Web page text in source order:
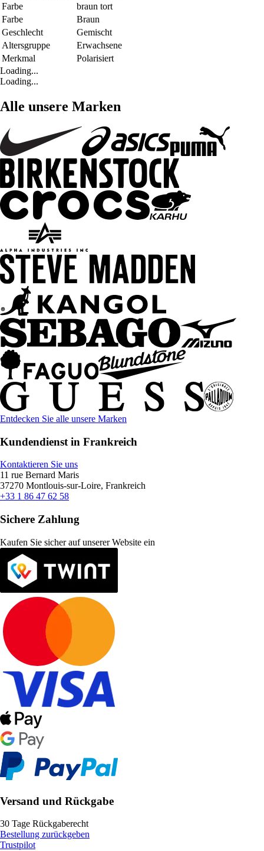
Farbe
braun tort
Farbe
Braun
Geschlecht
Gemischt
Altersgruppe
Erwachsene
Merkmal
Polarisiert
Loading...
Loading...
Alle unsere Marken
Entdecken Sie alle unsere Marken
Kundendienst in Frankreich
Kontaktieren Sie uns
11 rue Bernard Maris
37270 Montlouis-sur-Loire, Frankreich
+33 1 86 47 62 58
Sichere Zahlung
Kaufen Sie sicher auf unserer Website ein
Versand und Rückgabe
30 Tage Rückgaberecht
Bestellung zurückgeben
Trustpilot